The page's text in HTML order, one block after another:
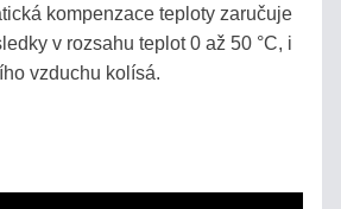
kompenzace teploty zaručuje
v rozsahu teplot 0 až 50 °C, i
vzduchu kolísá.